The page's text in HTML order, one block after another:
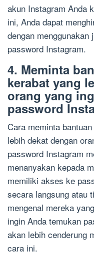
akun Instagram Anda
ini, Anda dapat
dengan
password Instagram.
4. Meminta
kerabat yang
orang yang
password
Cara meminta
lebih dekat dengan
password Instagram
menanyakan kepada
memiliki akses ke
secara langsung atau
mengenal mereka
ingin Anda temukan
akan lebih cenderung
cara ini.